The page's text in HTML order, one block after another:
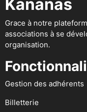
Kananas
Grace à notre
associations à se
organisation.
Gestion des adhérents
Billetterie